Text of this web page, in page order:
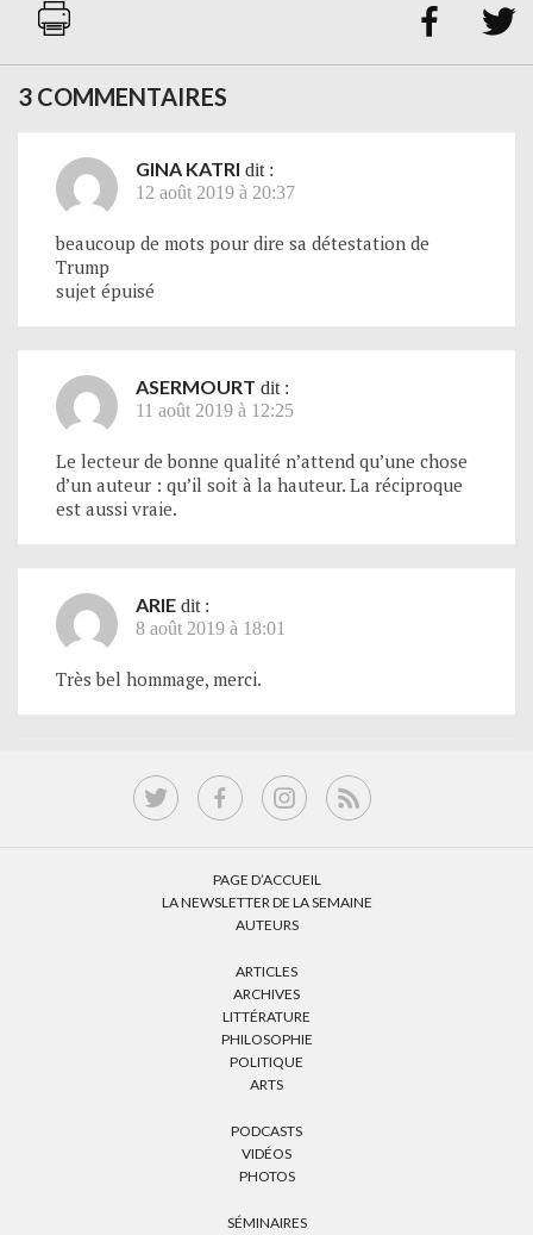
 
3 COMMENTAIRES
GINA KATRI dit :
12 août 2019 à 20:37
beaucoup de mots pour dire sa détestation de
Trump
sujet épuisé
ASERMOURT dit :
11 août 2019 à 12:25
Le lecteur de bonne qualité n’attend qu’une chose
d’un auteur : qu’il soit à la hauteur. La réciproque
est aussi vraie.
ARIE dit :
8 août 2019 à 18:01
Très bel hommage, merci.
PAGE D’ACCUEIL
LA NEWSLETTER DE LA SEMAINE
AUTEURS
ARTICLES
ARCHIVES
LITTÉRATURE
PHILOSOPHIE
POLITIQUE
ARTS
PODCASTS
VIDÉOS
PHOTOS
SÉMINAIRES